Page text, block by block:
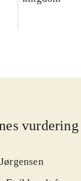
vurdering